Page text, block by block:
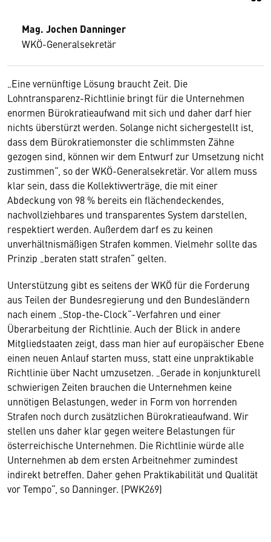
Mag. Jochen Danninger
WKÖ-Generalsekretär
„Eine vernünftige Lösung braucht Zeit. Die
Lohntransparenz-Richtlinie bringt für die Unternehmen
enormen Bürokratieaufwand mit sich und daher darf hier
nichts überstürzt werden. Solange nicht sichergestellt ist,
dass dem Bürokratiemonster die schlimmsten Zähne
gezogen sind, können wir dem Entwurf zur Umsetzung nicht
zustimmen“, so der WKÖ-Generalsekretär. Vor allem muss
klar sein, dass die Kollektivverträge, die mit einer
Abdeckung von 98 % bereits ein flächendeckendes,
nachvollziehbares und transparentes System darstellen,
respektiert werden. Außerdem darf es zu keinen
unverhältnismäßigen Strafen kommen. Vielmehr sollte das
Prinzip „beraten statt strafen“ gelten.
Unterstützung gibt es seitens der WKÖ für die Forderung
aus Teilen der Bundesregierung und den Bundesländern
nach einem „Stop-the-Clock“-Verfahren und einer
Überarbeitung der Richtlinie. Auch der Blick in andere
Mitgliedstaaten zeigt, dass man hier auf europäischer Ebene
einen neuen Anlauf starten muss, statt eine unpraktikable
Richtlinie über Nacht umzusetzen. „Gerade in konjunkturell
schwierigen Zeiten brauchen die Unternehmen keine
unnötigen Belastungen, weder in Form von horrenden
Strafen noch durch zusätzlichen Bürokratieaufwand. Wir
stellen uns daher klar gegen weitere Belastungen für
österreichische Unternehmen. Die Richtlinie würde alle
Unternehmen ab dem ersten Arbeitnehmer zumindest
indirekt betreffen. Daher gehen Praktikabilität und Qualität
vor Tempo“, so Danninger. (PWK269)